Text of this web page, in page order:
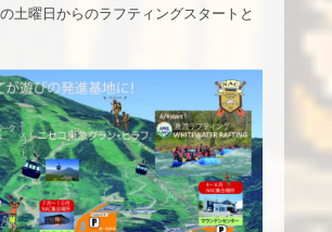
土曜日からのラフティングスタートと